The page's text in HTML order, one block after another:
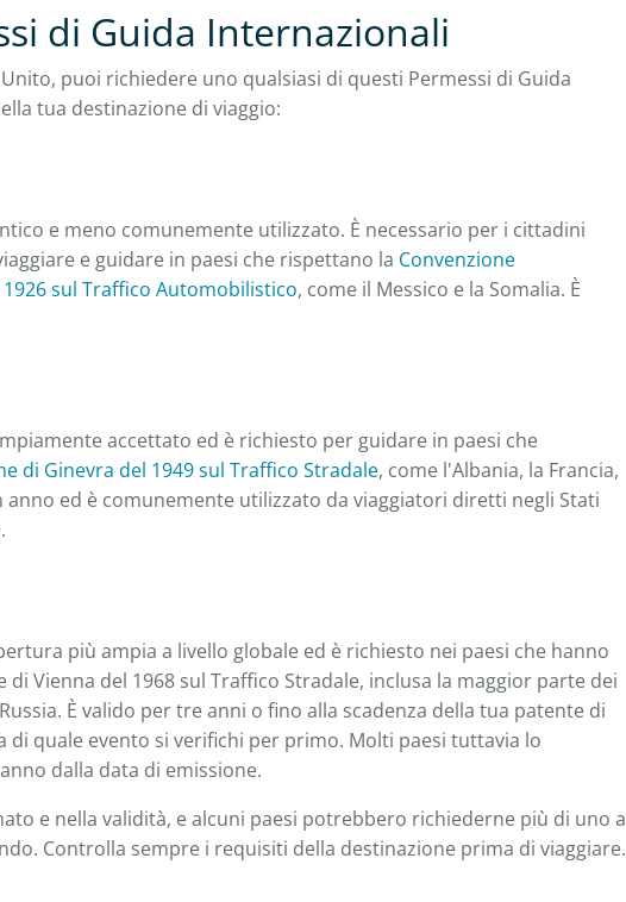
di Guida Internazionali
puoi richiedere uno qualsiasi di questi Permessi di Guida
tua destinazione di viaggio:
e meno comunemente utilizzato. È necessario per i cittadini
e guidare in paesi che rispettano la Convenzione
sul Traffico Automobilistico, come il Messico e la Somalia. È
accettato ed è richiesto per guidare in paesi che
di Ginevra del 1949 sul Traffico Stradale, come l'Albania, la Francia,
anno ed è comunemente utilizzato da viaggiatori diretti negli Stati
più ampia a livello globale ed è richiesto nei paesi che hanno
Vienna del 1968 sul Traffico Stradale, inclusa la maggior parte dei
È valido per tre anni o fino alla scadenza della tua patente di
di quale evento si verifichi per primo. Molti paesi tuttavia lo
dalla data di emissione.
e nella validità, e alcuni paesi potrebbero richiederne più di uno a
Controlla sempre i requisiti della destinazione prima di viaggiare.